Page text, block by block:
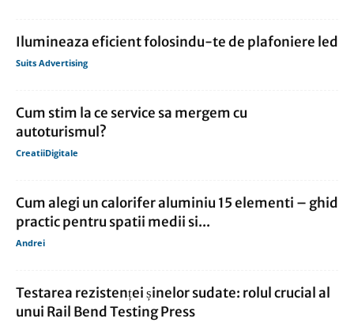
Ilumineaza eficient folosindu-te de plafoniere led
Suits Advertising
Cum stim la ce service sa mergem cu
autoturismul?
CreatiiDigitale
Cum alegi un calorifer aluminiu 15 elementi – ghid
practic pentru spatii medii si...
Andrei
Testarea rezistenței șinelor sudate: rolul crucial al
unui Rail Bend Testing Press